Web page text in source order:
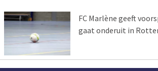
FC Marlène geeft
gaat onderuit in